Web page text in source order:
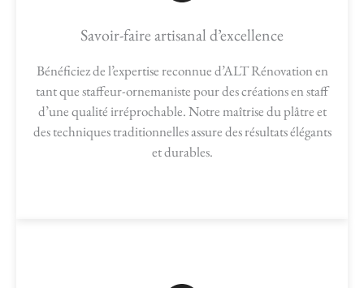
Savoir-faire artisanal d’excellence
Bénéficiez de l’expertise reconnue d’ALT Rénovation en
tant que staffeur-ornemaniste pour des créations en staff
d’une qualité irréprochable. Notre maîtrise du plâtre et
des techniques traditionnelles assure des résultats élégants
et durables.